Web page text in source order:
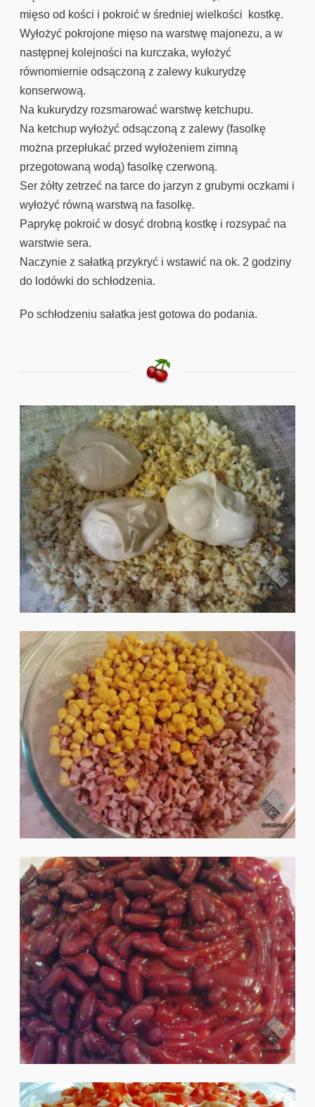
mięso od kości i pokroić w średniej wielkości kostkę.
Wyłożyć pokrojone mięso na warstwę majonezu, a w
następnej kolejności na kurczaka, wyłożyć
równomiernie odsączoną z zalewy kukurydzę
konserwową.
Na kukurydzy rozsmarować warstwę ketchupu.
Na ketchup wyłożyć odsączoną z zalewy (fasolkę
można przepłukać przed wyłożeniem zimną
przegotowaną wodą) fasolkę czerwoną.
Ser żółty zetrzeć na tarce do jarzyn z grubymi oczkami i
wyłożyć równą warstwą na fasolkę.
Paprykę pokroić w dosyć drobną kostkę i rozsypać na
warstwie sera.
Naczynie z sałatką przykryć i wstawić na ok. 2 godziny
do lodówki do schłodzenia.
Po schłodzeniu sałatka jest gotowa do podania.